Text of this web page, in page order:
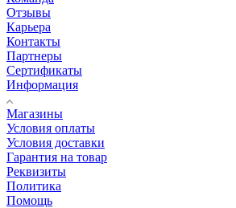
Отзывы
Карьера
Контакты
Партнеры
Сертификаты
Информация
Магазины
Условия оплаты
Условия доставки
Гарантия на товар
Реквизиты
Политика
Помощь